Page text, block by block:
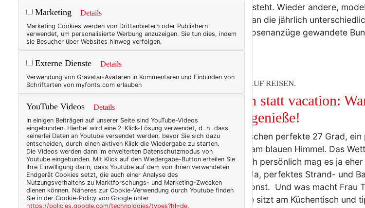
Festspielhaus steht. Wieder andere,
sich vielleicht an die jährlich
sonst nur in Hosenanzüge gewandete
TEXTERELLA AUF REISEN.
Workation statt vacation:
trotzdem genieße!
Draußen herrschen perfekte 27 Grad,
tummeln sich am blauen Himmel. Das
Maßstäben, ich persönlich mag es ja
diesem Jahr. Ja, perfektes Strand- und
voller ist als sonst. Und was macht Frau
Texterella? Sie sitzt am Küchentisch und
Marketing Details
Marketing Cookies werden von Drittanbietern oder Publishern
verwendet, um personalisierte Werbung anzuzeigen. Sie tun dies, indem
sie Besucher über Websites hinweg verfolgen.
Externe Dienste Details
Verwendung von Gravatar-Avataren in Kommentaren und Einbinden von
Schriftarten von myfonts.com erlauben
YouTube Videos Details
In einigen Beiträgen auf unserer Seite sind YouTube-Videos
eingebunden. Hierbei wird eine 2-Klick-Lösung verwendet, d. h. dass
keinerlei Daten an Youtube versendet werden, bevor Sie sich dazu
entscheiden, durch einen aktiven Klick die Wiedergabe zu starten.
Die Videos werden dann im erweiterten Datenschutzmodus von
Youtube eingebunden. Mit Klick auf den Wiedergabe-Button erteilen Sie
Ihre Einwilligung darin, dass Youtube auf dem von Ihnen verwendeten
Endgerät Cookies setzt, die auch einer Analyse des
Nutzungsverhaltens zu Marktforschungs- und Marketing-Zwecken
dienen können. Näheres zur Cookie-Verwendung durch Youtube finden
Sie in der Cookie-Policy von Google unter
https://policies.google.com/technologies/types?hl=de.